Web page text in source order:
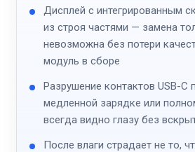
Дисплей с интегрированным
из строя частями — замена
невозможна без потери
модуль в сборе
Разрушение контактов USB-C
медленной зарядке или
всегда видно глазу без
После влаги страдает не то,